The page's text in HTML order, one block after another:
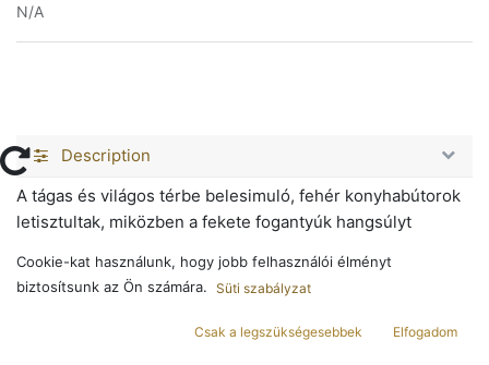
N/A
Description
A tágas és világos térbe belesimuló, fehér konyhabútorok
letisztultak, miközben a fekete fogantyúk hangsúlyt
atmoszférát teremt. A fa gerendák megjelenése igazán
meleg és hangulatot teremt a klasszikus konyhában. Ezek
a természetes elemek finoman beleolvadnak a térbe, és
Cookie-kat használunk, hogy jobb felhasználói élményt
biztosítsunk az Ön számára. Süti szabályzat
Csak a legszükségesebbek Elfogadom